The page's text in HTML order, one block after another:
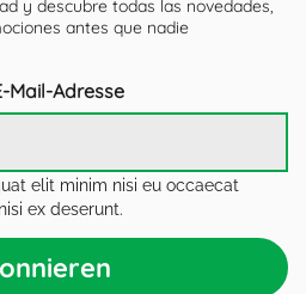
y descubre todas las novedades,
antes que nadie
Mail-Adresse
elit minim nisi eu occaecat
ex deserunt.